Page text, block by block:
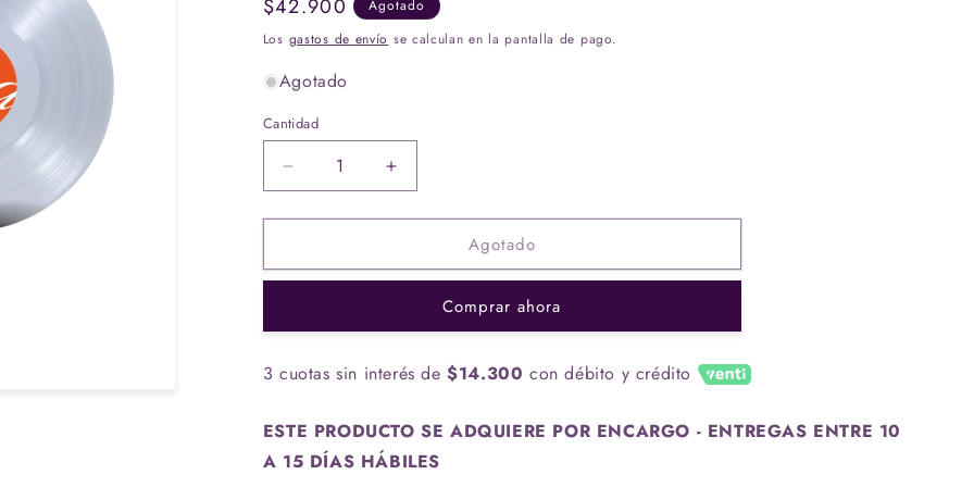
Precio
habitual
$42.900
Agotado
Los gastos de envío se calculan en la pantalla de pago.
Agotado
Cantidad
Cantidad
Reducir
cantidad
para
A-
Hunting
&amp;
–
The
1984
Aumentar
cantidad
para
A-
Hunting
&amp;
–
The
1984
Agotado
Comprar ahora
3 cuotas sin interés de$14.300 con débito y crédito
ESTE PRODUCTO SE ADQUIERE POR ENCARGO - ENTREGAS ENTRE 10
A 15 DÍAS HÁBILES